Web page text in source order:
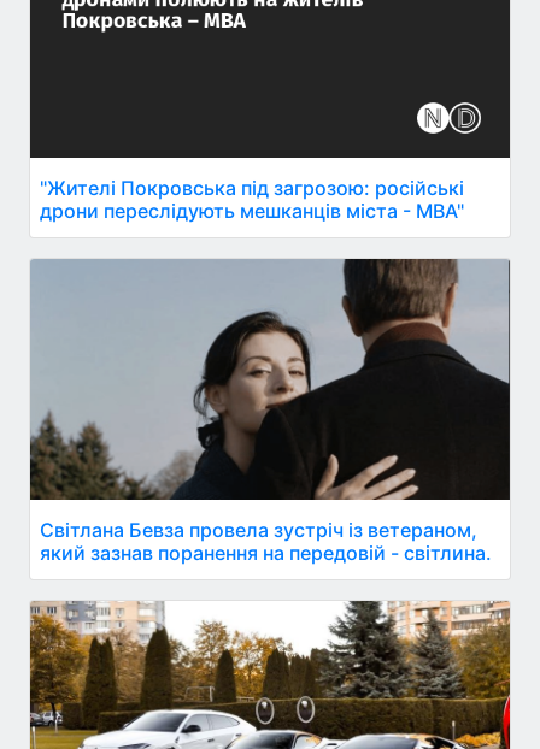
"Жителі Покровська під загрозою: російські
дрони переслідують мешканців міста - МВА"
Світлана Бевза провела зустріч із ветераном,
який зазнав поранення на передовій - світлина.